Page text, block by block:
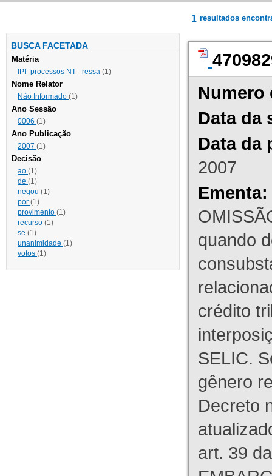
BUSCA FACETADA
Matéria
IPI- processos NT - ressa (1)
Nome Relator
Não Informado (1)
Ano Sessão
0006 (1)
Ano Publicação
2007 (1)
Decisão
ao (1)
de (1)
negou (1)
por (1)
provimento (1)
recurso (1)
se (1)
unanimidade (1)
votos (1)
1 resultados
Numero
Data da
Data da
2007
Ementa:
quando
crédito
SELIC.
gênero
Decreto
art. 39